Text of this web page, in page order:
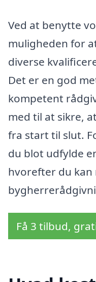
Ved at benytte
muligheden for
diverse
Det er en god
kompetent
med til at sikre,
fra start til slut.
du blot udfylde
hvorefter du kan
Få 3 tilbud,